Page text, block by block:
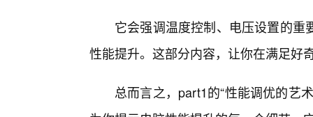
它会强调温度控制、电压设置的
性能提升。这部分内容，让你在满足好
总而言之，part1的“性能调优的艺